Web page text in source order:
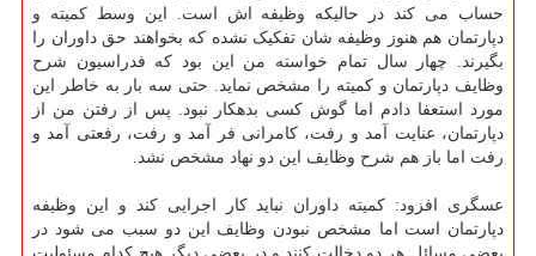
حساب می کند در حالیکه وظیفه اش است. این وسط کمیته و
دپارتمان هم هنوز وظیفه شان تفکیک نشده که بخواهند حق داوران را
بگیرند. چهار سال تمام خواسته من این بود که فدراسیون شرح
وظایف دپارتمان و کمیته را مشخص نماید. حتی سه بار به خاطر این
مورد استعفا دادم اما گوش کسی بدهکار نبود. پس از رفتن من از
دپارتمان، عنایت آمد و رفت، کامرانی فر آمد و رفت، رفعتی آمد و
رفت اما باز هم شرح وظایف این دو نهاد مشخص نشد.
عسگری افزود: کمیته داوران نباید کار اجرایی کند و این وظیفه
دپارتمان است اما مشخص نبودن وظایف این دو سبب می شود در
بعضی مسائل هر دو دخالت کنند و در بعضی دیگر هیچ کدام مسئولیت